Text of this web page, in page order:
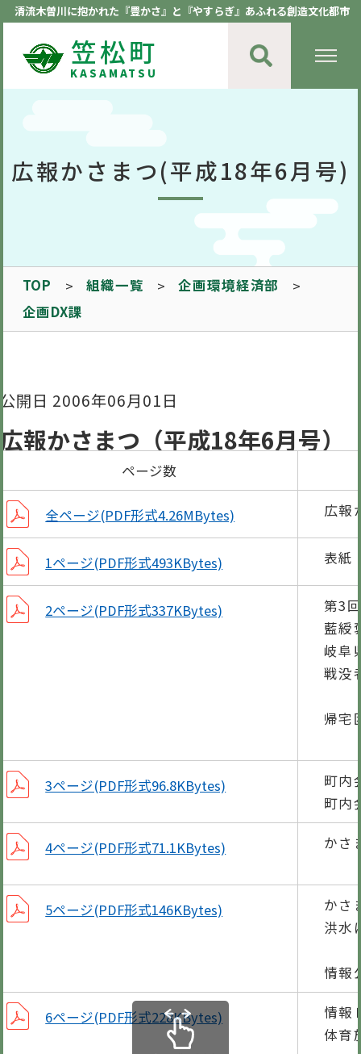
清流木曽川に抱かれた『豊かさ』と『やすらぎ』あふれる創造文化都市
笠松町
KASAMATSU
広報かさまつ(平成18年6月号)
TOP 組織一覧
企画環境経済部
企画DX課
公開日 2006年06月01日
広報かさまつ（平成18年6月号）
ページ数
全ページ(PDF形式4.26MBytes) 広報
1ページ(PDF形式493KBytes) 表紙
2ページ(PDF形式337KBytes)
第3
藍
岐阜
戦没
帰宅
3ページ(PDF形式96.8KBytes)
町内
町内
4ページ(PDF形式71.1KBytes)
かさ
5ページ(PDF形式146KBytes)
かさ
洪水
情報
6ページ(PDF形式228KBytes)
情報
体育